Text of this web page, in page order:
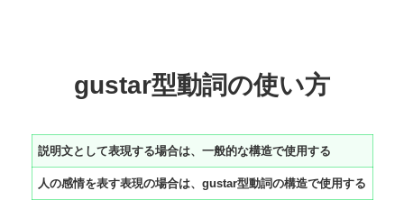
gustar型動詞の使い方
説明文として表現する場合は、 一般的な構造で使用する
人の感情を表す表現の場合は、gustar型動詞の構造で使用する